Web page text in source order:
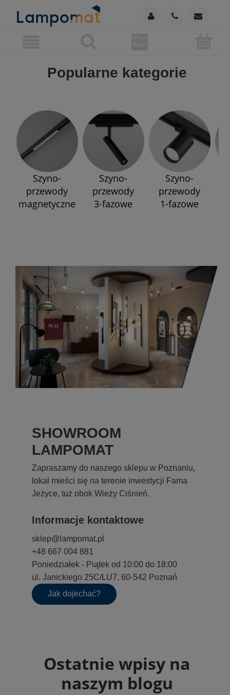
Popularne kategorie
Szyno-
przewody
magnetyczne
Szyno-
przewody
3-fazowe
Szyno-
przewody
1-fazowe
SHOWROOM
LAMPOMAT
Zapraszamy do naszego sklepu w Poznaniu,
lokal mieści się na terenie inwestycji Fama
Jeżyce, tuż obok Wieży Ciśnień.
Informacje kontaktowe
sklep@lampomat.pl
+48 667 004 881
Poniedziałek - Piątek od 10:00 do 18:00
ul. Janickiego 25C/LU7, 60-542 Poznań
Jak dojechać?
Ostatnie wpisy na
naszym blogu